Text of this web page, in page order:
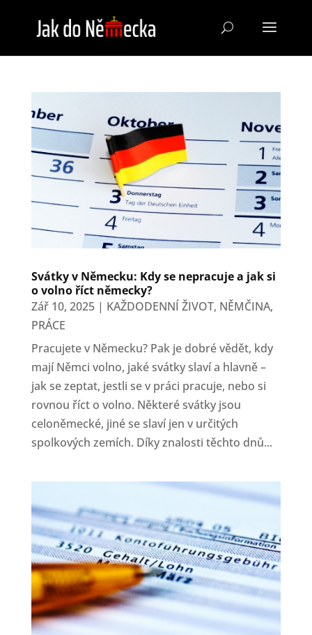
Svátky v Německu: Kdy se nepracuje a jak si
o volno říct německy?
Zář 10, 2025| KAŽDODENNÍ ŽIVOT, NĚMČINA,
PRÁCE
Pracujete v Německu? Pak je dobré vědět, kdy
mají Němci volno, jaké svátky slaví a hlavně –
jak se zeptat, jestli se v práci pracuje, nebo si
rovnou říct o volno. Některé svátky jsou
celoněmecké, jiné se slaví jen v určitých
spolkových zemích. Díky znalosti těchto dnů...